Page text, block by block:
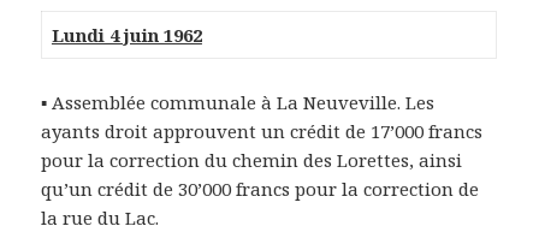
Lundi 4 juin 1962
▪ Assemblée communale à La Neuveville. Les
ayants droit approuvent un crédit de 17’000 francs
pour la correction du chemin des Lorettes, ainsi
qu’un crédit de 30’000 francs pour la correction de
la rue du Lac.